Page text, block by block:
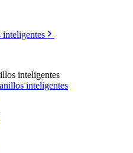
inteligentes
inteligentes